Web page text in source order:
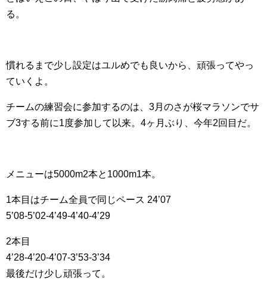
る。
慣れるまで少し設定はユルめでも良いから、頑張ってやっ
ていくよ。
チームの練習会に参加するのは、3月のさが桜マラソンでサ
ブ3する前に1度参加して以来。4ヶ月ぶり、今年2回目だ。
メニューは5000m2本と1000m1本。
1本目はチーム全員で同じペース 24’07
5’08-5’02-4’49-4’40-4’29
2本目
4’28-4’20-4’07-3’53-3’34
最後だけ少し頑張って。